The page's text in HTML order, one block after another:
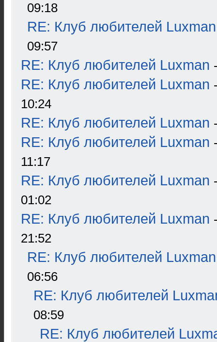
09:18
RE: Клуб любителей Luxman
09:57
RE: Клуб любителей Luxman
RE: Клуб любителей Luxman
10:24
RE: Клуб любителей Luxman
RE: Клуб любителей Luxman
11:17
RE: Клуб любителей Luxman
01:02
RE: Клуб любителей Luxman
21:52
RE: Клуб любителей Luxman
06:56
RE: Клуб любителей
08:59
RE: Клуб любителей